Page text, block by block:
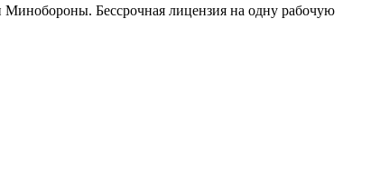
Бессрочная лицензия на одну рабочую